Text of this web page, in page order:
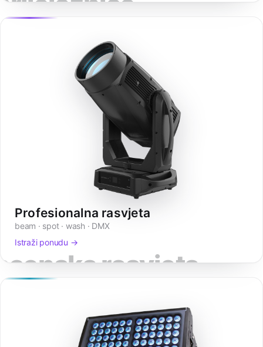
rasvjeta
Profesionalna rasvjeta
beam · spot · wash · DMX
Istraži ponudu →